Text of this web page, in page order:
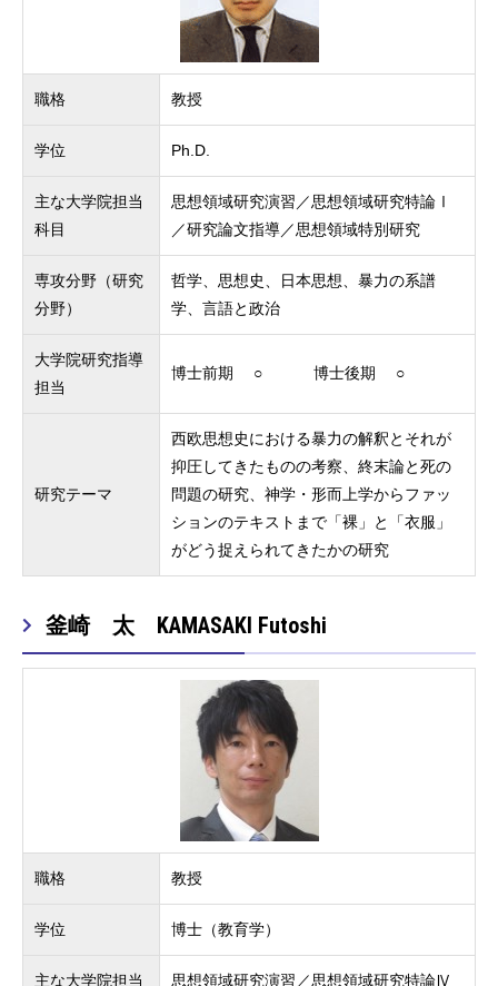
職格 教授
学位 Ph.D.
主な大学院担当
科目
思想領域研究演習／思想領域研究特論Ⅰ
／研究論文指導／思想領域特別研究
専攻分野（研究
分野）
哲学、思想史、日本思想、暴力の系譜
学、言語と政治
大学院研究指導
担当
博士前期 ○ 博士後期 ○
研究テーマ
西欧思想史における暴力の解釈とそれが
抑圧してきたものの考察、終末論と死の
問題の研究、神学・形而上学からファッ
ションのテキストまで「裸」と「衣服」
がどう捉えられてきたかの研究
釜崎 太 KAMASAKI Futoshi
職格 教授
学位 博士（教育学）
主な大学院担当
思想領域研究演習／思想領域研究特論Ⅳ